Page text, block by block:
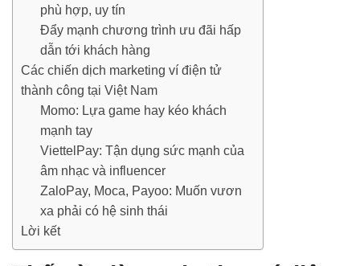
phù hợp, uy tín
Đẩy mạnh chương trình ưu đãi hấp
dẫn tới khách hàng
Các chiến dịch marketing ví điện tử
thành công tại Việt Nam
Momo: Lựa game hay kéo khách
mạnh tay
ViettelPay: Tận dụng sức mạnh của
âm nhạc và influencer
ZaloPay, Moca, Payoo: Muốn vươn
xa phải có hệ sinh thái
Lời kết